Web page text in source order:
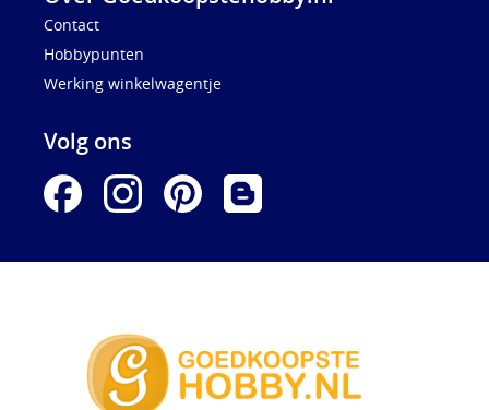
Contact
Hobbypunten
Werking winkelwagentje
Volg ons